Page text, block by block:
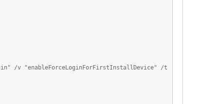
/v "enableForceLoginForFirstInstallDevice" /t